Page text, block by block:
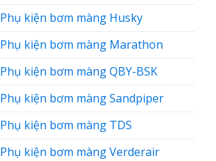
Phụ kiện bơm màng Husky
Phụ kiện bơm màng Marathon
Phụ kiện bơm màng QBY-BSK
Phụ kiện bơm màng Sandpiper
Phụ kiện bơm màng TDS
Phụ kiện bơm màng Verderair